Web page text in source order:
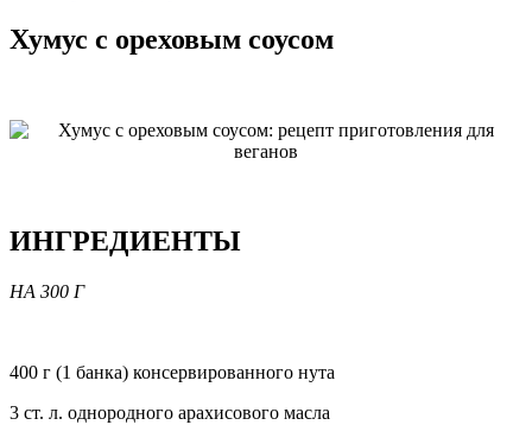
Хумус с ореховым соусом
ИНГРЕДИЕНТЫ
НА 300 Г
400 г (1 банка) консервированного нута
3 ст. л. однородного арахисового масла